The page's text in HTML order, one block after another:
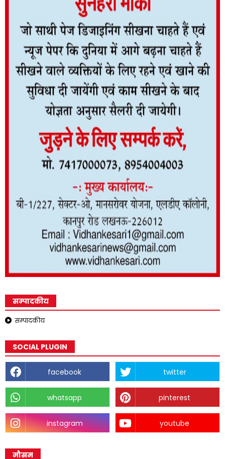
सम्पादकीय
सम्पादकीय
SOCIAL PLUGIN
facebook twitter
whatsapp pinterest
instagram youtube
मौसम